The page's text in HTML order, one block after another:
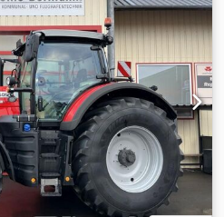
195/265 kW/pk (ISO
Maximaal vermogen met
285 kW/pk Max. koppel met
Nm Chodjzdmtvjpfx Ag Dea
- 74 LFNT-5D, CR, 4V
zonder uitlaatgasrecirculatie
met Vistronic
Powercore
EasyCare
met waterafscheider